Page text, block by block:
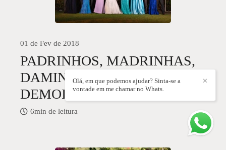
01 de Fev de 2018
PADRINHOS, MADRINHAS,
DAMINHAS, PAJENS E
DEMOISELLES
6min de leitura
✕
Olá, em que podemos ajudar? Sinta-se a
vontade em me chamar no Whats.